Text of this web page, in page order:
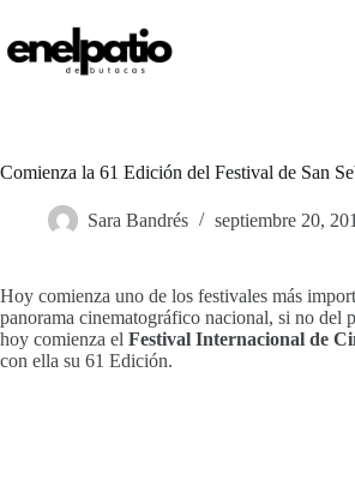
contenido
Comienza la 61 Edición del Festival de San
Sara Bandrés septiembre 20,
Hoy comienza uno de los festivales más
panorama cinematográfico nacional, si no del
hoy comienza el Festival Internacional de
con ella su 61 Edición.